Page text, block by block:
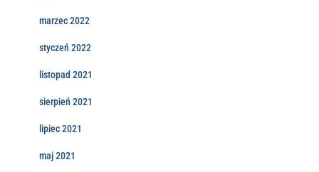
marzec 2022
styczeń 2022
listopad 2021
sierpień 2021
lipiec 2021
maj 2021